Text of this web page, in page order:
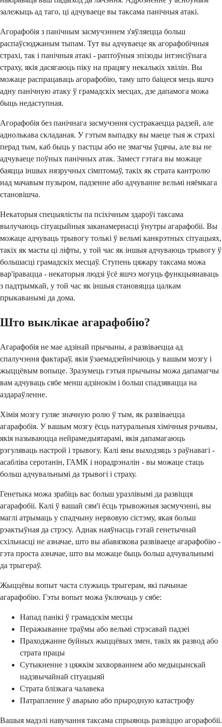
залежыць ад таго, ці адчуваеце вы таксама панічныя атакі.
Агорафобія з панічным засмучэннем з'яўляецца больш
распаўсюджаным тыпам. Тут вы адчуваеце як агорафобічныя
страхі, так і панічныя атакі - раптоўныя эпізоды інтэнсіўнага
страху, якія дасягаюць піку на працягу некалькіх хвілін. Вы
можаце распрацаваць агорафобію, таму што баіцеся мець яшчэ
адну панічную атаку ў грамадскіх месцах, дзе дапамога можа
быць недаступная.
Агорафобія без панічнага засмучэння сустракаецца радзей, але
аднолькава складаная. У гэтым выпадку вы маеце тыя ж страхі
перад тым, каб быць у пастцы або не змагчы ўцячы, але вы не
адчуваеце поўных панічных атак. Замест гэтага вы можаце
баяцца іншых нязручных сімптомаў, такіх як страта кантролю
над мачавым пузыром, падзенне або адчуванне вельмі няёмкага
становішча.
Некаторыя спецыялісты па псіхічным здароўі таксама
вылучаюць сітуацыйныя заканамернасці ўнутры агарафобіі. Вы
можаце адчуваць трывогу толькі ў вельмі канкрэтных сітуацыях,
такіх як масты ці ліфты, у той час як іншыя адчуваюць трывогу ў
большасці грамадскіх месцаў. Ступень цяжару таксама можа
вар'іравацца - некаторыя людзі ўсё яшчэ могуць функцыянаваць
з падтрымкай, у той час як іншыя становяцца цалкам
прыкаванымі да дома.
Што выклікае агарафобію?
Агарафобія не мае адзінай прычыны, а развіваецца ад
спалучэння фактараў, якія ўзаемадзейнічаюць у вашым мозгу і
жыццёвым вопыце. Зразумець гэтыя прычыны можа дапамагчы
вам адчуваць сябе менш адзінокім і больш спадзявацца на
аздараўленне.
Хімія мозгу гуляе значную ролю ў тым, як развіваецца
агарафобія. У вашым мозгу ёсць натуральныя хімічныя рэчывы,
якія называюцца нейрамедыятарамі, якія дапамагаюць
рэгуляваць настрой і трывогу. Калі яны выходзяць з раўнавагі -
асабліва серотанін, ГАМК і норадрэналін - вы можаце стаць
больш адчувальнымі да трывогі і страху.
Генетыка можа зрабіць вас больш уразлівымі да развіцця
агарафобіі. Калі ў вашай сям'і ёсць трывожныя засмучэнні, вы
маглі атрымаць у спадчыну нервовую сістэму, якая больш
рэактыўная да стрэсу. Аднак наяўнасць гэтай генетычнай
схільнасці не азначае, што вы абавязкова развіваеце агарафобію -
гэта проста азначае, што вы можаце быць больш адчувальнымі
да трыгераў.
Жыццёвы вопыт часта служыць трыгерам, які пачынае
агарафобію. Гэты вопыт можа ўключаць у сябе:
Напад панікі ў грамадскім месцы
Перажыванне траўмы або вельмі стрэсавай падзеі
Праходжанне буйных жыццёвых змен, такіх як развод або
страта працы
Сутыкненне з цяжкім захворваннем або медыцынскай
надзвычайнай сітуацыяй
Страта блізкага чалавека
Патрапленне ў аварыю або прыродную катастрофу
Вашыя мадэлі навучання таксама спрыяюць развіццю агорафобіі.